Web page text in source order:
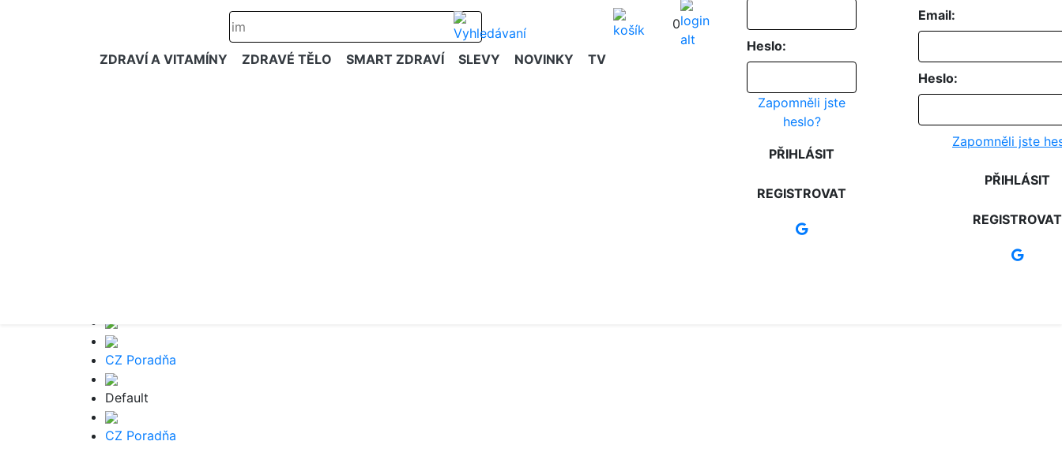
ZDRAVÍ A VITAMÍNY ZDRAVÉ TĚLO SMART ZDRAVÍ SLEVY NOVINKY TV
0
Heslo:
Zapomněli jste
heslo?
PŘIHLÁSIT
REGISTROVAT
Email:
Heslo:
Zapomněli jste
PŘIHLÁSIT
REGISTROVAT
CZ Poradňa
Default
CZ Poradňa